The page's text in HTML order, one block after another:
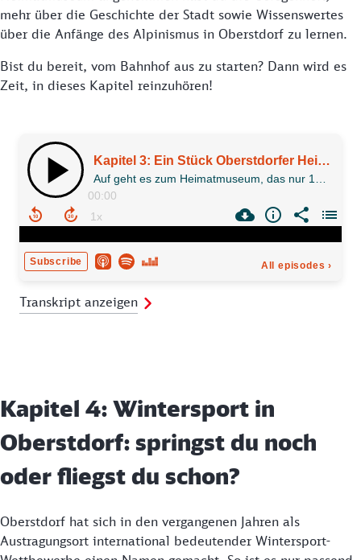
mehr über die Geschichte der Stadt sowie Wissenswertes
über die Anfänge des Alpinismus in Oberstdorf zu lernen.
Bist du bereit, vom Bahnhof aus zu starten? Dann wird es
Zeit, in dieses Kapitel reinzuhören!
Transkript anzeigen
Kapitel 4: Wintersport in
Oberstdorf: springst du noch
oder fliegst du schon?
Oberstdorf hat sich in den vergangenen Jahren als
Austragungsort international bedeutender Wintersport-